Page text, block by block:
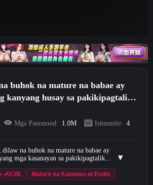
buhok na mature na babae ay
kanyang husay sa pakikipagtalik
nang walang condom
Mga Panonood: 1.0M Isinumite: 4
dilaw na buhok na mature na babae ay
mga kasanayan sa pakikipagtalik...
-AVJB Mature na Katawan at Estilo